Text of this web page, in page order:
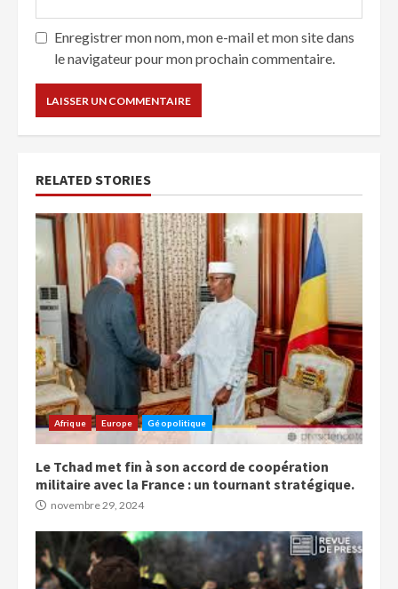
Enregistrer mon nom, mon e-mail et mon site dans
le navigateur pour mon prochain commentaire.
RELATED STORIES
Afrique Europe Géopolitique
Le Tchad met fin à son accord de coopération
militaire avec la France : un tournant stratégique.
novembre 29, 2024